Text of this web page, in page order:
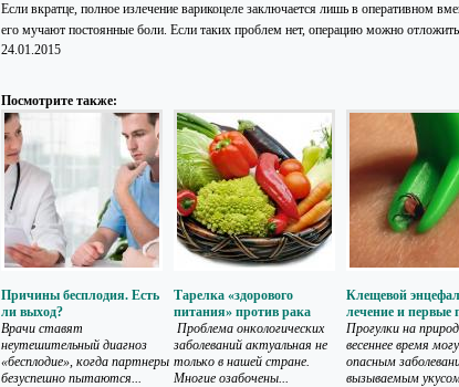
Если вкратце, полное излечение варикоцеле заключается лишь в оперативном
его мучают постоянные боли. Если таких проблем нет, операцию можно
24.01.2015
Посмотрите также:
Причины бесплодия. Есть
ли выход?
Врачи ставят
неутешительный диагноз
«бесплодие», когда партнеры
безуспешно пытаются...
Тарелка «здорового
питания» против рака
Проблема онкологических
заболеваний актуальная не
только в нашей стране.
Многие озабочены...
Клещевой
лечение и первые
Прогулки на
весеннее время
опасным
вызываемым